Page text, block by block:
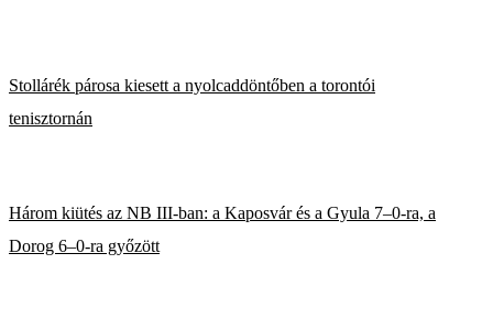
Stollárék párosa kiesett a nyolcaddöntőben a torontói
tenisztornán
Három kiütés az NB III-ban: a Kaposvár és a Gyula 7–0-ra, a
Dorog 6–0-ra győzött